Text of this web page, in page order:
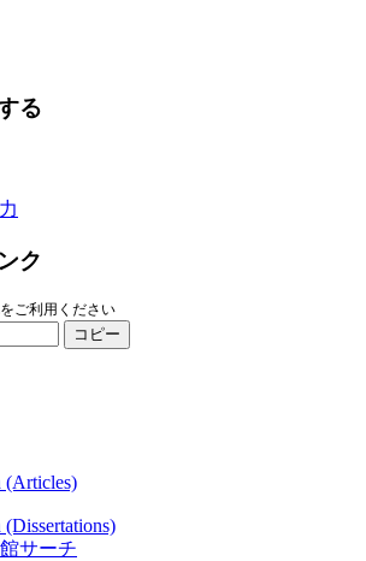
る
ク
ご利用ください
コピー
(Articles)
サーチ